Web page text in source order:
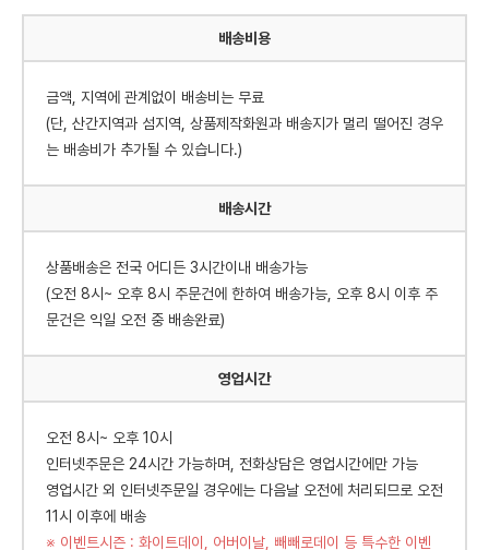
배송비용
금액, 지역에 관계없이 배송비는 무료
(단, 산간지역과 섬지역, 상품제작화원과 배송지가 멀리 떨어진 경우
는 배송비가 추가될 수 있습니다.)
배송시간
상품배송은 전국 어디든 3시간이내 배송가능
(오전 8시~ 오후 8시 주문건에 한하여 배송가능, 오후 8시 이후 주
문건은 익일 오전 중 배송완료)
영업시간
오전 8시~ 오후 10시
인터넷주문은 24시간 가능하며, 전화상담은 영업시간에만 가능
영업시간 외 인터넷주문일 경우에는 다음날 오전에 처리되므로 오전
11시 이후에 배송
※ 이벤트시즌 : 화이트데이, 어버이날, 빼빼로데이 등 특수한 이벤